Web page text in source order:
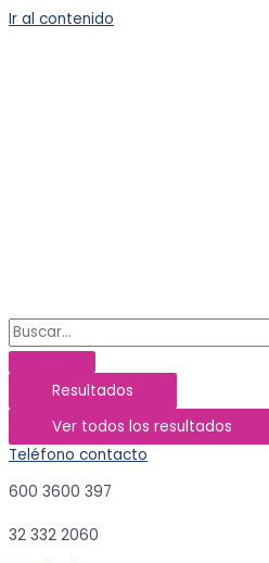
Ir al contenido
Resultados
Ver todos los resultados
Teléfono contacto
600 3600 397
32 332 2060